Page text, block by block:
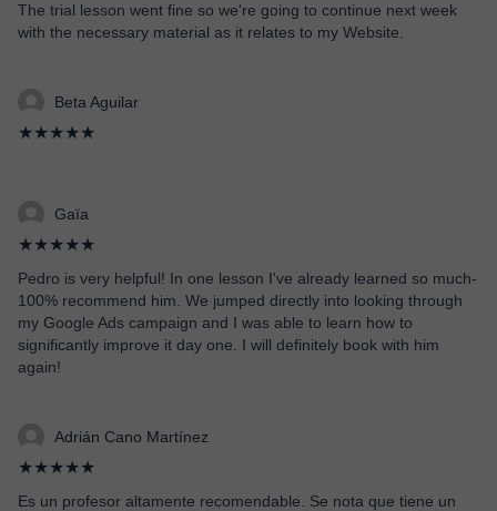
The trial lesson went fine so we're going to continue next week
with the necessary material as it relates to my Website.
Beta Aguilar
★★★★★
Gaïa
★★★★★
Pedro is very helpful! In one lesson I've already learned so much-
100% recommend him. We jumped directly into looking through
my Google Ads campaign and I was able to learn how to
significantly improve it day one. I will definitely book with him
again!
Adrián Cano Martínez
★★★★★
Es un profesor altamente recomendable. Se nota que tiene un